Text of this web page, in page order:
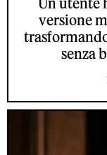
versione
senza